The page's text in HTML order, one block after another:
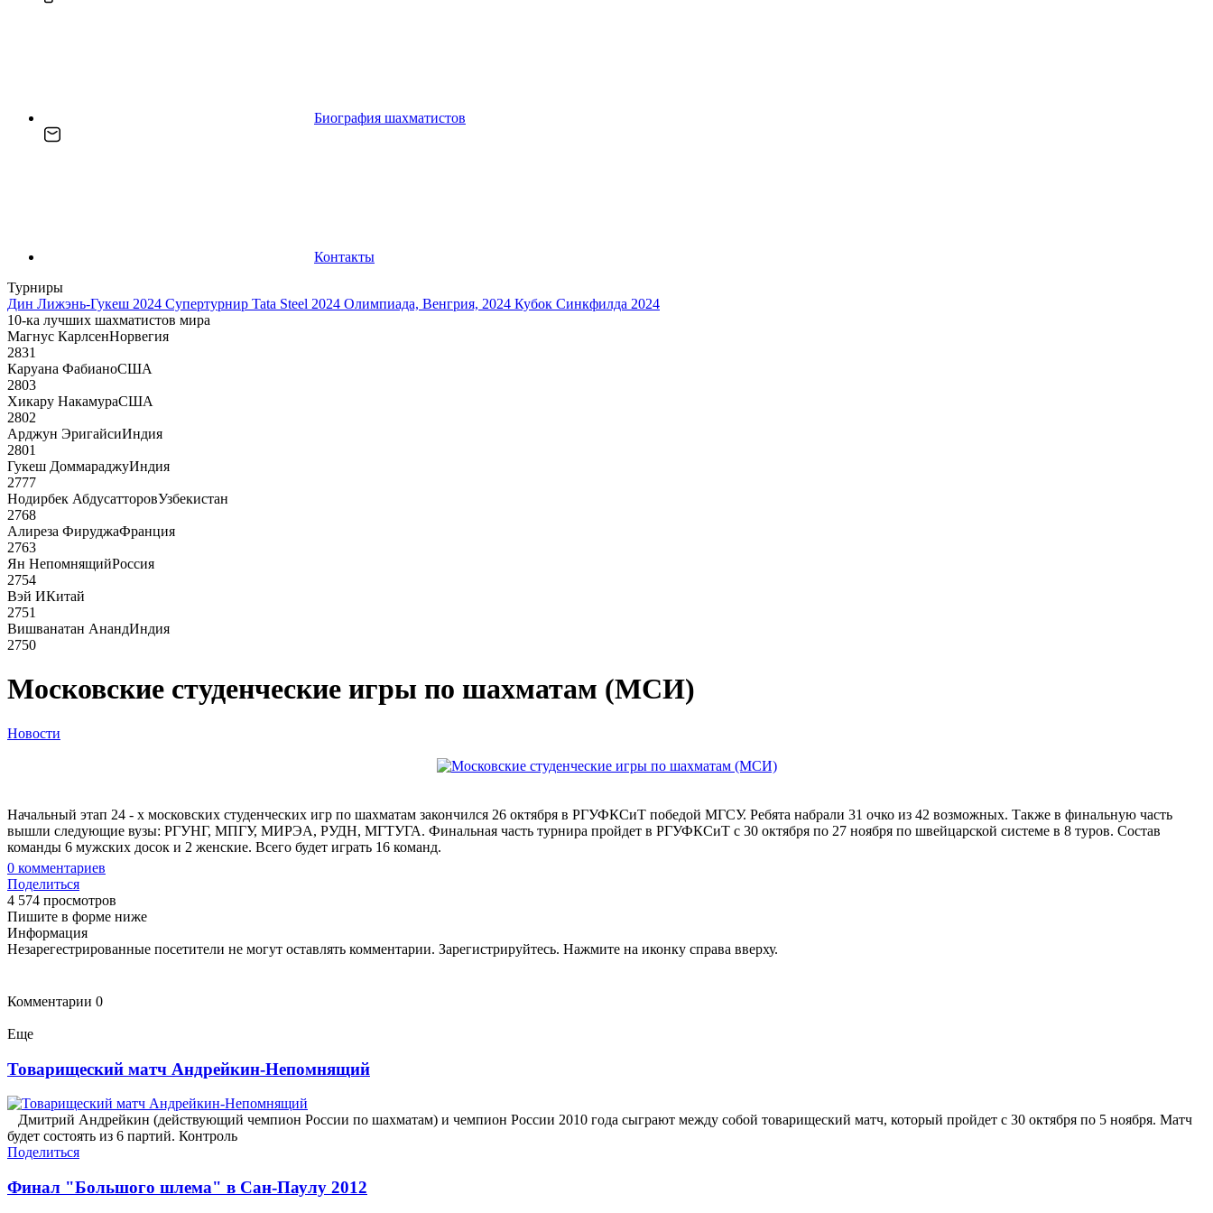
Биография шахматистов
Контакты
Турниры
Дин Лижэнь-Гукеш 2024 Супертурнир Tata Steel 2024 Олимпиада, Венгрия, 2024 Кубок Синкфилда 2024
10-ка лучших шахматистов мира
Магнус КарлсенНорвегия
2831
Каруана ФабианоСША
2803
Хикару НакамураСША
2802
Арджун ЭригайсиИндия
2801
Гукеш ДоммараджуИндия
2777
Нодирбек АбдусатторовУзбекистан
2768
Алиреза ФируджаФранция
2763
Ян НепомнящийРоссия
2754
Вэй ИКитай
2751
Вишванатан АнандИндия
2750
Московские студенческие игры по шахматам (МСИ)
Новости
Начальный этап 24 - х московских студенческих игр по шахматам закончился 26 октября в РГУФКСиТ победой МГСУ. Ребята набрали 31 очко из 42 возможных. Также в финальную часть
вышли следующие вузы: РГУНГ, МПГУ, МИРЭА, РУДН, МГТУГА. Финальная часть турнира пройдет в РГУФКСиТ с 30 октября по 27 ноября по швейцарской системе в 8 туров. Состав
команды 6 мужских досок и 2 женские. Всего будет играть 16 команд.
0 комментариев
Поделиться
4 574 просмотров
Пишите в форме ниже
Информация
Незарегестрированные посетители не могут оставлять комментарии. Зарегистрируйтесь. Нажмите на иконку справа вверху.
Комментарии 0
Еще
Товарищеский матч Андрейкин-Непомнящий
Дмитрий Андрейкин (действующий чемпион России по шахматам) и чемпион России 2010 года сыграют между собой товарищеский матч, который пройдет с 30 октября по 5 ноября. Матч
будет состоять из 6 партий. Контроль
Поделиться
Финал "Большого шлема" в Сан-Паулу 2012